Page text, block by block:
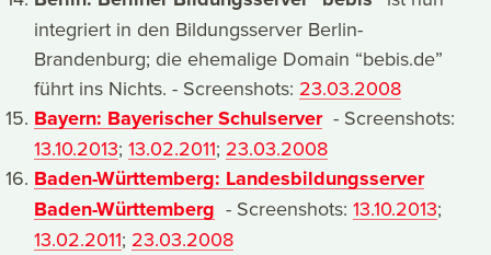
integriert in den Bildungsserver Berlin-
Brandenburg; die ehemalige Domain “bebis.de”
führt ins Nichts. - Screenshots: 23.03.2008
Bayern: Bayerischer Schulserver- Screenshots:
13.10.2013;13.02.2011; 23.03.2008
Baden-Württemberg: Landesbildungsserver
Baden-Württemberg - Screenshots:13.10.2013;
13.02.2011; 23.03.2008